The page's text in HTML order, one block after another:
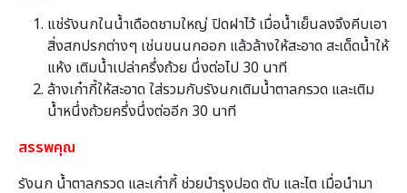
แช่รังนกในน้ำเดือดชามใหญ่ ปิดฝาไว้ เมื่อน้ำเย็นลงจึงคีบเอา
สิ่งสกปรกต่างๆ เช่นขนนกออก แล้วล้างให้สะอาด สะเด็ดน้ำให้
แห้ง เติมน้ำเปล่าครึ่งถ้วย นึ่งต่อไป 30 นาที
ล้างเก๋ากี้ให้สะอาด ใส่รวมกับรังนกเติมน้ำตาลกรวด และเติม
น้ำหนึ่งถ้วยครึ่งนึ่งต่ออีก 30 นาที
สรรพคุณ
รังนก น้ำตาลกรวด และเก๋ากี้ ช่วยบำรุงปอด ตับ และไต เมื่อนำมา